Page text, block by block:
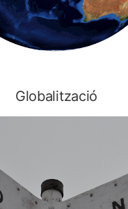
Globalització